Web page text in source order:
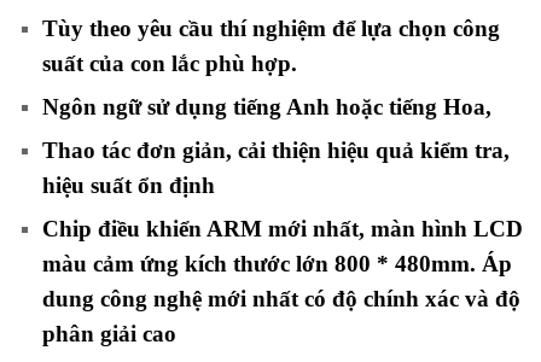
Tùy theo yêu cầu thí nghiệm để lựa chọn công
suất của con lắc phù hợp.
Ngôn ngữ sử dụng tiếng Anh hoặc tiếng Hoa,
Thao tác đơn giản, cải thiện hiệu quả kiểm tra,
hiệu suất ổn định
Chip điều khiển ARM mới nhất, màn hình LCD
màu cảm ứng kích thước lớn 800 * 480mm. Áp
dung công nghệ mới nhất có độ chính xác và độ
phân giải cao